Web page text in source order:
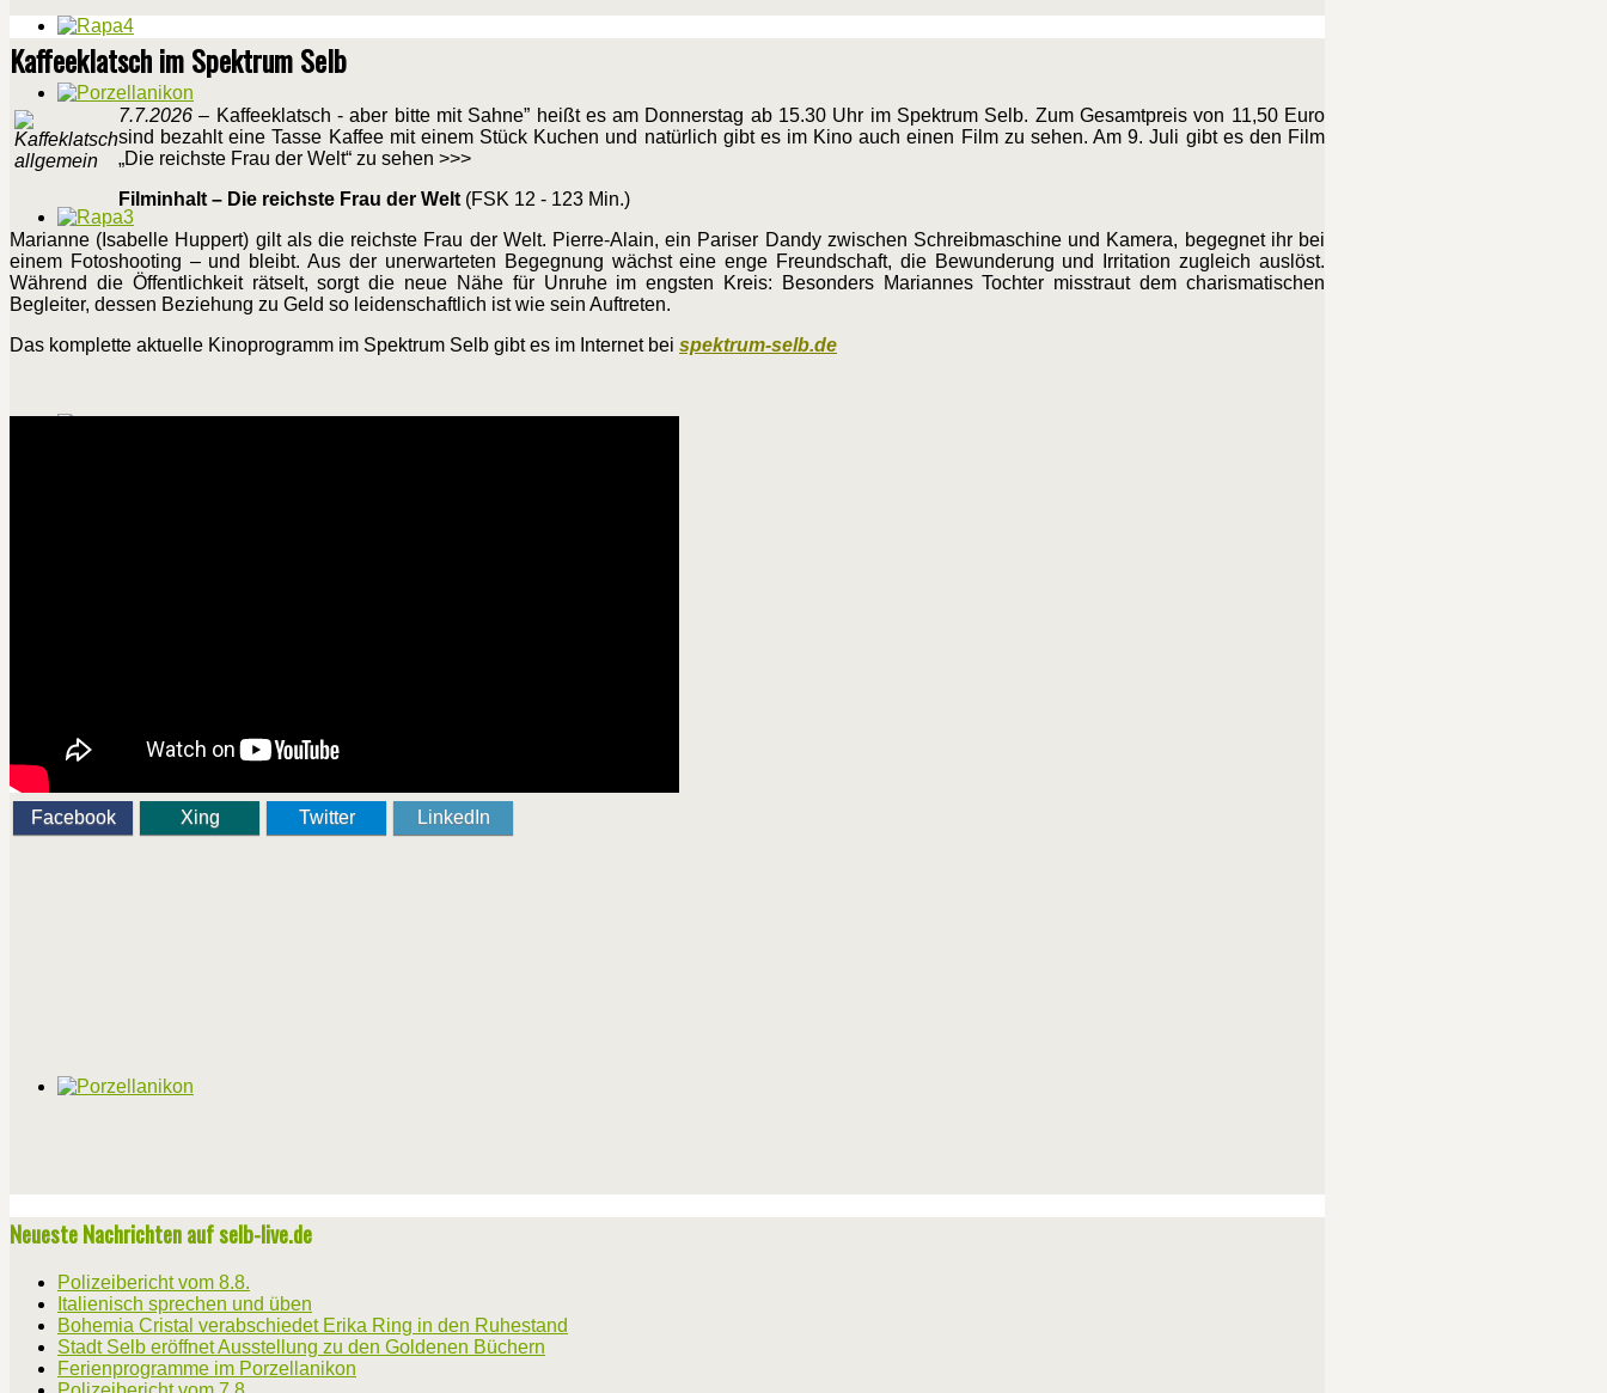
Kaffeeklatsch im Spektrum Selb
7.7.2026 – Kaffeeklatsch - aber bitte mit Sahne” heißt es am Donnerstag ab 15.30 Uhr im Spektrum Selb. Zum Gesamtpreis von 11,50 Euro
sind bezahlt eine Tasse Kaffee mit einem Stück Kuchen und natürlich gibt es im Kino auch einen Film zu sehen. Am 9. Juli gibt es den Film
„Die reichste Frau der Welt“ zu sehen >>>
Filminhalt – Die reichste Frau der Welt (FSK 12 - 123 Min.)
Marianne (Isabelle Huppert) gilt als die reichste Frau der Welt. Pierre-Alain, ein Pariser Dandy zwischen Schreibmaschine und Kamera, begegnet ihr bei
einem Fotoshooting – und bleibt. Aus der unerwarteten Begegnung wächst eine enge Freundschaft, die Bewunderung und Irritation zugleich auslöst.
Während die Öffentlichkeit rätselt, sorgt die neue Nähe für Unruhe im engsten Kreis: Besonders Mariannes Tochter misstraut dem charismatischen
Begleiter, dessen Beziehung zu Geld so leidenschaftlich ist wie sein Auftreten.
Das komplette aktuelle Kinoprogramm im Spektrum Selb gibt es im Internet bei spektrum-selb.de
Facebook Xing Twitter LinkedIn
Neueste Nachrichten auf selb-live.de
Polizeibericht vom 8.8.
Italienisch sprechen und üben
Bohemia Cristal verabschiedet Erika Ring in den Ruhestand
Stadt Selb eröffnet Ausstellung zu den Goldenen Büchern
Ferienprogramme im Porzellanikon